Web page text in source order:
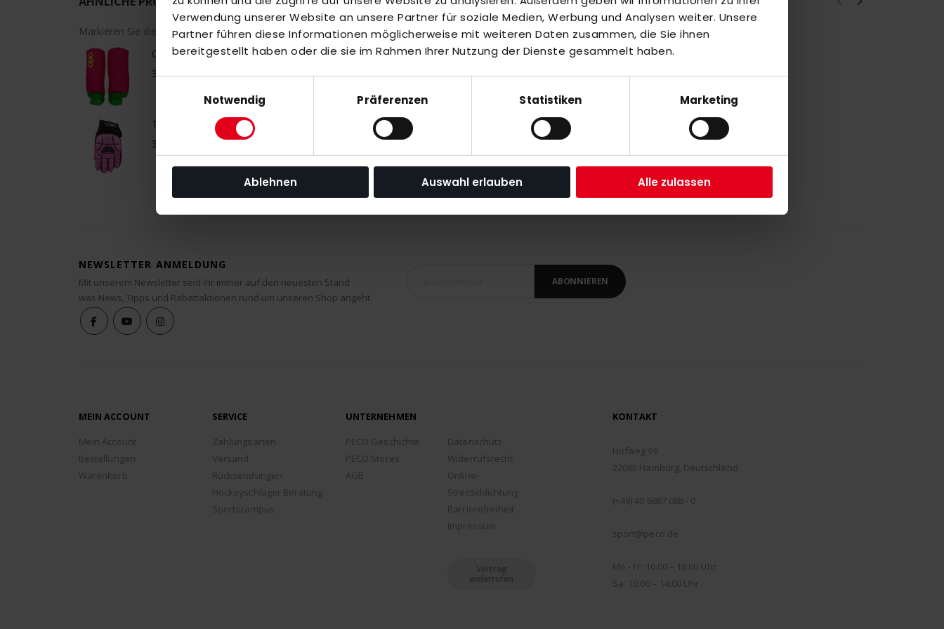
Verwendung unserer Website an unsere Partner für soziale Medien, Werbung und Analysen weiter. Unsere
Partner führen diese Informationen möglicherweise mit weiteren Daten zusammen, die Sie ihnen
bereitgestellt haben oder die sie im Rahmen Ihrer Nutzung der Dienste gesammelt haben.
Notwendig
Präferenzen Statistiken Marketing
Ablehnen Auswahl erlauben Alle zulassen
Markieren Sie die Artikel, um Sie dem Warenkorb hinzuzufügen oderAlle auswählen
OBO SLIPPA LEGGUARD pink
39,00 €
TK1 HANDSCHUTZ, LINKS pink
35,00 €
NEWSLETTER ANMELDUNG
Mit unserem Newsletter seid ihr immer auf den neuesten Stand
was News, Tipps und Rabattaktionen rund um unseren Shop angeht.
ABONNIEREN
MEIN ACCOUNT
Mein Account
Bestellungen
Warenkorb
SERVICE
Zahlungsarten
Versand
Rücksendungen
Hockeyschläger Beratung
Sportscampus
UNTERNEHMEN
PECO Geschichte
PECO Stores
AGB
Datenschutz
Widerrufsrecht
Online-
Streitschlichtung
Barrierefreiheit
Impressum
Vertrag
widerrufen
KONTAKT
Hofweg 96
22085 Hamburg, Deutschland
(+49) 40 6887 688 - 0
sport@peco.de
Mo - Fr: 10:00 – 18:00 Uhr
Sa: 10:00 – 14:00 Uhr